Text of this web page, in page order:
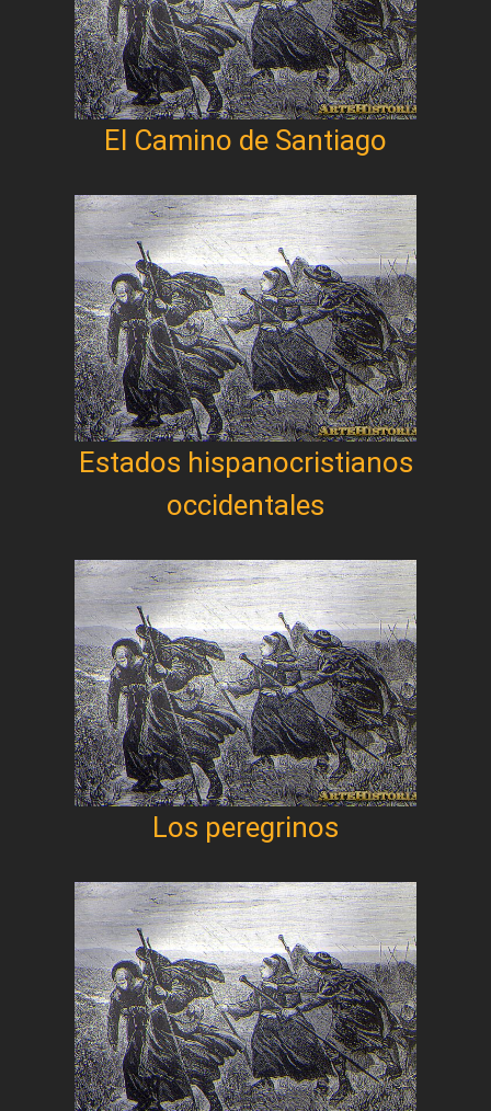
El Camino de Santiago
Estados hispanocristianos
occidentales
Los peregrinos